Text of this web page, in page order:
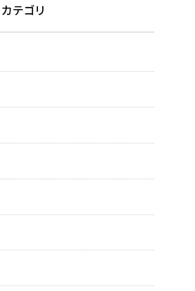
カテゴリ